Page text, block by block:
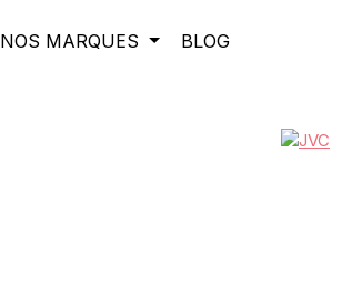
NOS MARQUES BLOG